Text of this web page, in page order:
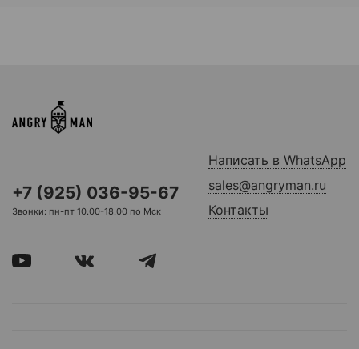
+7 (925) 036-95-67
Звонки: пн-пт 10.00-18.00 по Мск
Написать в WhatsApp
sales@angryman.ru
Контакты